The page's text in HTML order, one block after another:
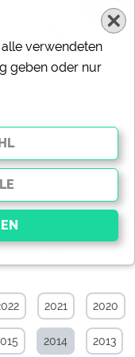
Camping & Caravan
News
2021 2020
2014 2013
verwendeten
geben oder nur
der